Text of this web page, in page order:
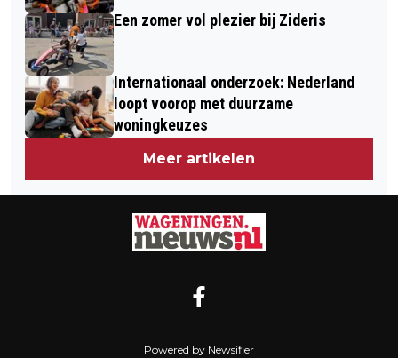
Een zomer vol plezier bij Zideris
Internationaal onderzoek: Nederland
loopt voorop met duurzame
woningkeuzes
Meer artikelen
Powered by Newsifier